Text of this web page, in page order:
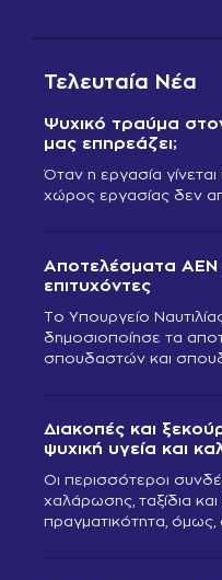
Τελευταία Νέα
Ψυχικό τραύμα
μας επηρεάζει;
Όταν η εργασία
χώρος εργασίας δεν
Αποτελέσματα ΑΕΝ
επιτυχόντες
Το Υπουργείο
δημοσιοποίησε τα
σπουδαστών και
Διακοπές και
ψυχική υγεία και
Οι περισσότεροι
χαλάρωσης, ταξίδια και
πραγματικότητα,